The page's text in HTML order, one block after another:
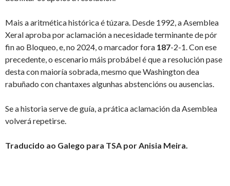
Mais a aritmética histórica é túzara. Desde 1992, a Asemblea
Xeral aproba por aclamación a necesidade terminante de pór
fin ao Bloqueo, e, no 2024, o marcador fora 187-2-1. Con ese
precedente, o escenario máis probábel é que a resolución pase
desta con maioría sobrada, mesmo que Washington dea
rabuñado con chantaxes algunhas abstencións ou ausencias.
Se a historia serve de guía, a prática aclamación da Asemblea
volverá repetirse.
Traducido ao Galego para TSA por Anisia Meira.